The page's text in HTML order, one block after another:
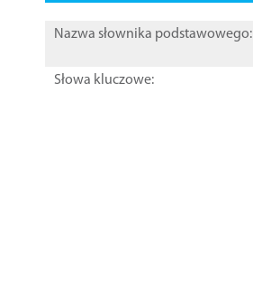
Nazwa słownika podstawowego:
Słowa kluczowe: